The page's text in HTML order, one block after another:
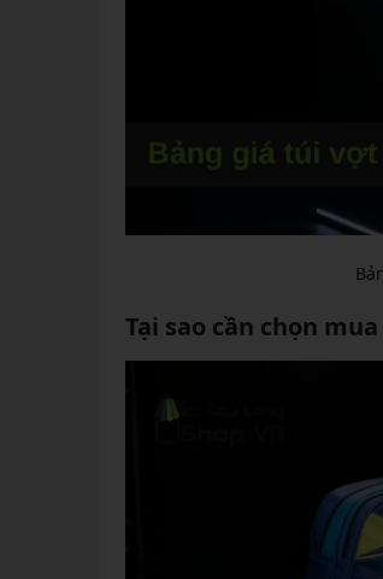
Tại sao cần chọn